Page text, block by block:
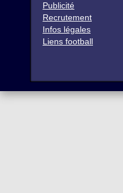
Publicité
Recrutement
Infos légales
Liens football